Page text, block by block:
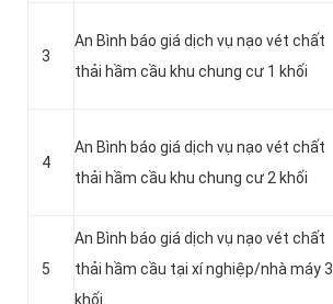
3
An Bình báo giá dịch vụ nạo vét chất
thải hầm cầu khu chung cư 1 khối
4
An Bình báo giá dịch vụ nạo vét chất
thải hầm cầu khu chung cư 2 khối
5
An Bình báo giá dịch vụ nạo vét chất
thải hầm cầu tại xí nghiệp/nhà máy 3
khối